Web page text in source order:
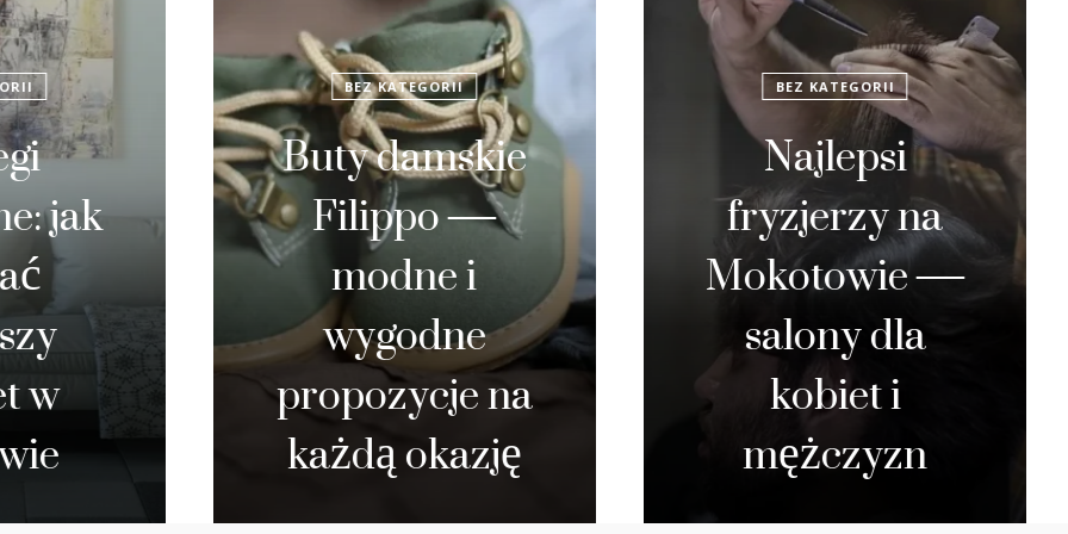
BEZ KATEGORII
Buty damskie
Filippo —
modne i
wygodne
propozycje na
każdą okazję
BEZ KATEGORII
Najlepsi
fryzjerzy na
Mokotowie —
salony dla
kobiet i
mężczyzn